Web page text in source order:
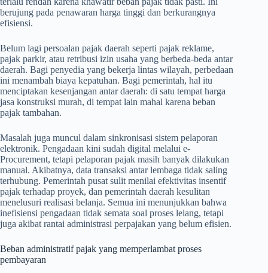
berujung pada penawaran harga tinggi dan berkurangnya
efisiensi.
Belum lagi persoalan pajak daerah seperti pajak reklame,
pajak parkir, atau retribusi izin usaha yang berbeda-beda antar
daerah. Bagi penyedia yang bekerja lintas wilayah, perbedaan
ini menambah biaya kepatuhan. Bagi pemerintah, hal itu
menciptakan kesenjangan antar daerah: di satu tempat harga
jasa konstruksi murah, di tempat lain mahal karena beban
pajak tambahan.
Masalah juga muncul dalam sinkronisasi sistem pelaporan
elektronik. Pengadaan kini sudah digital melalui e-
Procurement, tetapi pelaporan pajak masih banyak dilakukan
manual. Akibatnya, data transaksi antar lembaga tidak saling
terhubung. Pemerintah pusat sulit menilai efektivitas insentif
pajak terhadap proyek, dan pemerintah daerah kesulitan
menelusuri realisasi belanja. Semua ini menunjukkan bahwa
inefisiensi pengadaan tidak semata soal proses lelang, tetapi
juga akibat rantai administrasi perpajakan yang belum efisien.
Beban administratif pajak yang memperlambat proses
pembayaran